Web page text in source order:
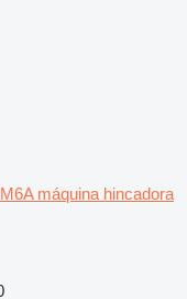
máquina hincadora